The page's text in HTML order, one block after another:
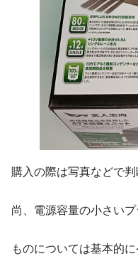
購入の際は写真などで
尚、電源容量の小さい
ものについては基本的